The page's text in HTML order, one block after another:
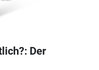
Der